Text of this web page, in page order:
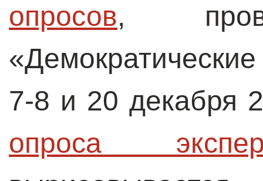
опросов,
7-8 и 20 декабря
опроса